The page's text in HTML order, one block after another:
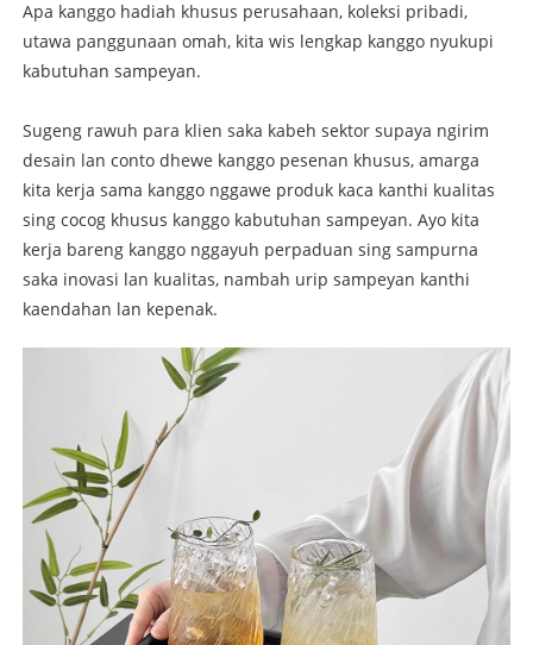
Apa kanggo hadiah khusus perusahaan, koleksi pribadi,
utawa panggunaan omah, kita wis lengkap kanggo nyukupi
kabutuhan sampeyan.
Sugeng rawuh para klien saka kabeh sektor supaya ngirim
desain lan conto dhewe kanggo pesenan khusus, amarga
kita kerja sama kanggo nggawe produk kaca kanthi kualitas
sing cocog khusus kanggo kabutuhan sampeyan. Ayo kita
kerja bareng kanggo nggayuh perpaduan sing sampurna
saka inovasi lan kualitas, nambah urip sampeyan kanthi
kaendahan lan kepenak.